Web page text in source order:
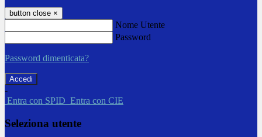
button close ×
Nome Utente
Password
Password dimenticata?
-
Entra con SPID Entra con CIE
Seleziona utente